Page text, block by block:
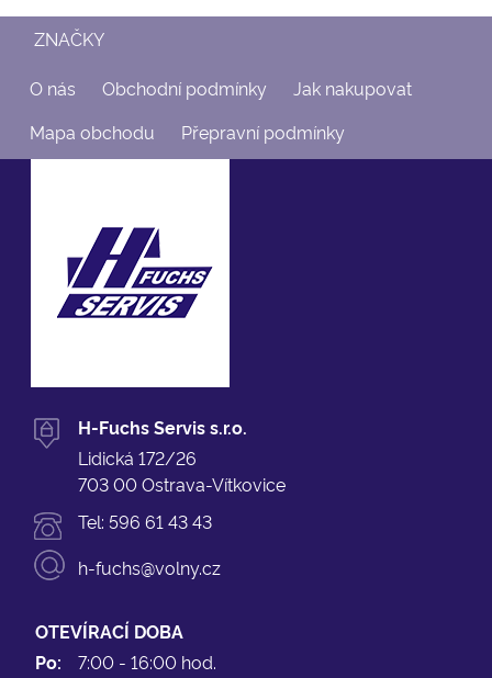
ZNAČKY
O nás Obchodní podmínky
Jak nakupovat
Mapa obchodu
Přepravní podmínky
H-Fuchs Servis s.r.o.
Lidická 172/26
703 00 Ostrava-Vítkovice
Tel: 596 61 43 43
h-fuchs@volny.cz
OTEVÍRACÍ DOBA
Po:
7:00 - 16:00 hod.